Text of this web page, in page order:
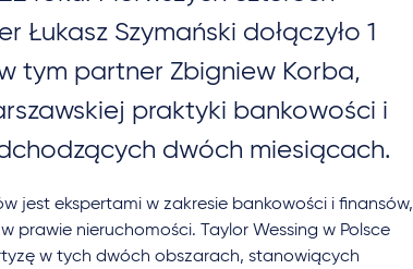
Szymański dołączyło 1
tym partner Zbigniew Korba,
praktyki bankowości i
dwóch miesiącach.
jest ekspertami w zakresie bankowości i finansów,
prawie nieruchomości. Taylor Wessing w Polsce
w tych dwóch obszarach, stanowiących